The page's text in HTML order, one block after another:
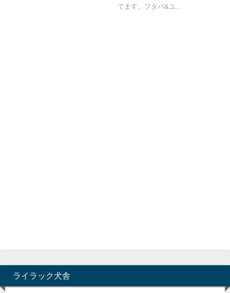
てます。フタバ&ユ...
ライラック犬舎